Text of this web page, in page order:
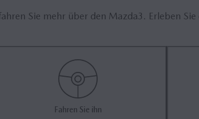
Sie mehr über den Mazda3. Erleben
Fahren Sie ihn